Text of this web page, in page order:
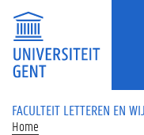
Overslaan en naar de inhoud gaan
FACULTEIT LETTEREN EN
Home